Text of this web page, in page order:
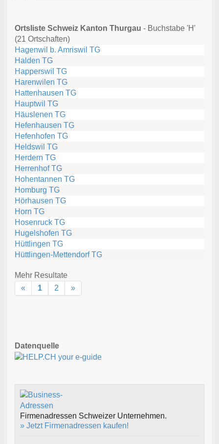
Ortsliste Schweiz Kanton Thurgau - Buchstabe 'H'
(21 Ortschaften)
Hagenwil b. Amriswil TG
Halden TG
Happerswil TG
Harenwilen TG
Hattenhausen TG
Hauptwil TG
Häuslenen TG
Hefenhausen TG
Hefenhofen TG
Heldswil TG
Herdern TG
Herrenhof TG
Hohentannen TG
Homburg TG
Hörhausen TG
Horn TG
Hosenruck TG
Hugelshofen TG
Hüttlingen TG
Hüttlingen-Mettendorf TG
Mehr Resultate
«
1 2 »
Datenquelle
Firmenadressen Schweizer Unternehmen.
» Jetzt Firmenadressen kaufen!